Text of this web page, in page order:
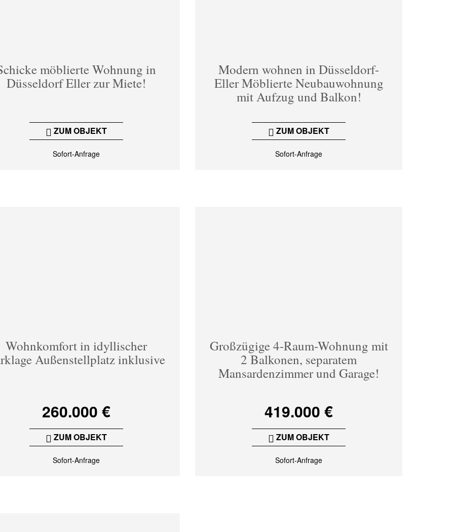
möblierte Wohnung in
Düsseldorf Eller zur Miete!
ZUM OBJEKT
Sofort-Anfrage
Modern wohnen in Düsseldorf-
Eller Möblierte Neubauwohnung
mit Aufzug und Balkon!
ZUM OBJEKT
Sofort-Anfrage
Wohnkomfort in idyllischer
Außenstellplatz inklusive
260.000 €
ZUM OBJEKT
Sofort-Anfrage
Großzügige 4-Raum-Wohnung mit
2 Balkonen, separatem
Mansardenzimmer und Garage!
419.000 €
ZUM OBJEKT
Sofort-Anfrage